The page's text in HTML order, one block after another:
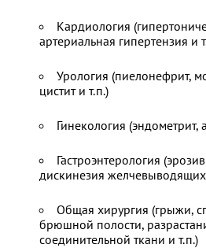
Кардиология
артериальная гипертензия и
Урология (пиелонефрит,
цистит и т.п.)
Гинекология (эндометрит,
Гастроэнтерология
дискинезия желчевыводящих
Общая хирургия (грыжи,
брюшной полости,
соединительной ткани и т.п.)